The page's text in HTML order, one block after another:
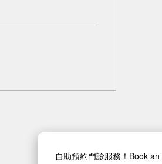
自助預約門診服務！Book